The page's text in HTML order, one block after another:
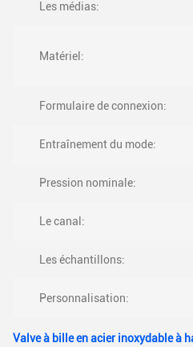
Les médias:
Matériel:
Formulaire de connexion:
Entraînement du mode:
Pression nominale:
Le canal:
Les échantillons:
Personnalisation:
Valve à bille en acier inoxydable à